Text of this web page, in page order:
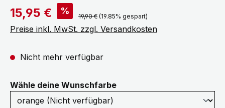
Verkaufspreis:
15,95 € % Regulärer Preis:
19,90 € (19.85% gespart)
Preise inkl. MwSt. zzgl. Versandkosten
Nicht mehr verfügbar
Wähle deine Wunschfarbeauswählen